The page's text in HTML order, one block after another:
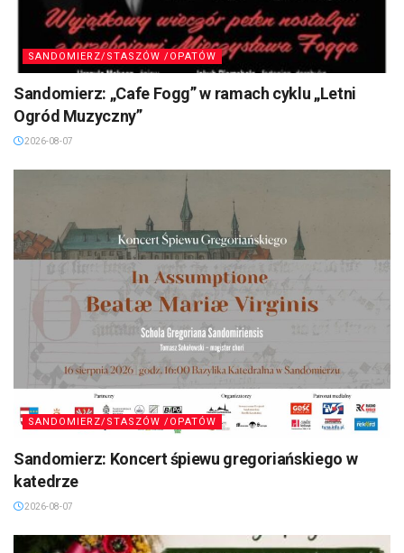
SANDOMIERZ/STASZÓW /OPATÓW
Sandomierz: „Cafe Fogg” w ramach cyklu „Letni
Ogród Muzyczny”
2026-08-07
SANDOMIERZ/STASZÓW /OPATÓW
Sandomierz: Koncert śpiewu gregoriańskiego w
katedrze
2026-08-07